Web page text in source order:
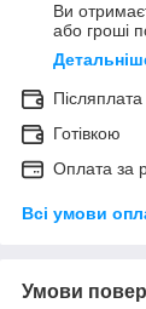
Ви
або гроші
Післяплата
Готівкою
Оплата за
Всі умови
Умови